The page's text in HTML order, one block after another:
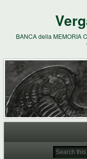
BANCA della MEMORIA